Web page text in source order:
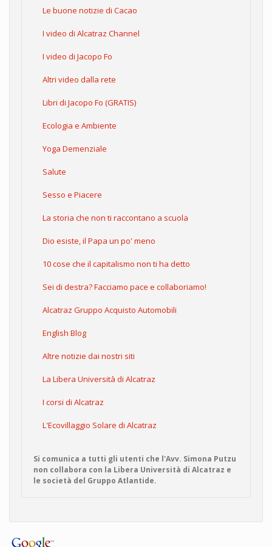
Le buone notizie di Cacao
I video di Alcatraz Channel
I video di Jacopo Fo
Altri video dalla rete
Libri di Jacopo Fo (GRATIS)
Ecologia e Ambiente
Yoga Demenziale
Salute
Sesso e Piacere
La storia che non ti raccontano a scuola
Dio esiste, il Papa un po' meno
10 cose che il capitalismo non ti ha detto
Sei di destra? Facciamo pace e collaboriamo!
Alcatraz Gruppo Acquisto Automobili
English Blog
Altre notizie dai nostri siti
La Libera Università di Alcatraz
I corsi di Alcatraz
L'Ecovillaggio Solare di Alcatraz
Si comunica a tutti gli utenti che l'Avv. Simona Putzu
non collabora con la Libera Università di Alcatraz e
le società del Gruppo Atlantide.